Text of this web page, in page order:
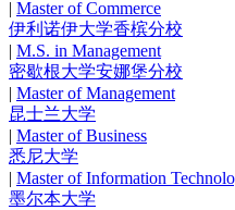
| Master of Commerce
伊利诺伊大学香槟分校
| M.S. in Management
密歇根大学安娜堡分校
| Master of Management
昆士兰大学
| Master of Business
悉尼大学
| Master of Information
墨尔本大学